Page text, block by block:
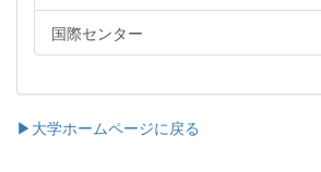
国際センター
▶大学ホームページに戻る